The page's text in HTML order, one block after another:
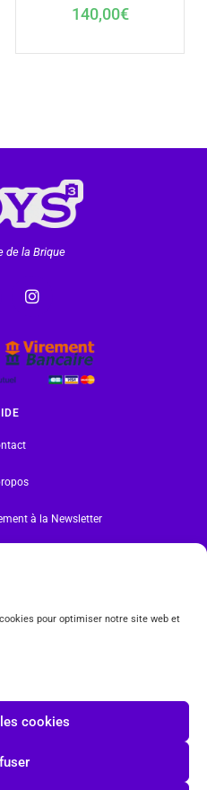
pour optimiser notre site web et
cookies
140,00€
de la Brique
à la Newsletter
CGV
des marques respectives citées sur le site